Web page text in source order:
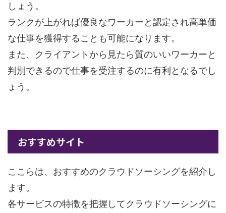
しょう。
ランクが上がれば優良なワーカーと認定され高単価
な仕事を獲得することも可能になります。
また、クライアントから見たら質のいいワーカーと
判別できるので仕事を受注するのに有利となるでし
ょう。
おすすめサイト
ここらは、おすすめのクラウドソーシングを紹介し
ます。
各サービスの特徴を把握してクラウドソーシングに